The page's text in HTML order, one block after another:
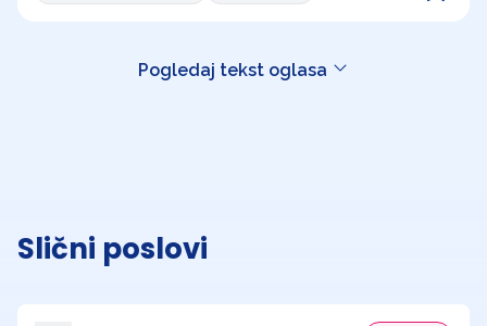
Pogledaj tekst oglasa
Slični poslovi